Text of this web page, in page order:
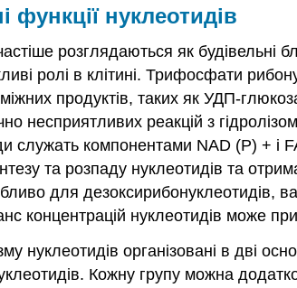
функції нуклеотидів
розглядаються як будівельні
ролі в клітині. Трифосфати
продуктів, таких як УДП-
несприятливих реакцій з
служать компонентами NAD (P) + і
та розпаду нуклеотидів та
для дезоксирибонуклеотидів,
концентрацій нуклеотидів може
нуклеотидів організовані в дві
Кожну групу можна